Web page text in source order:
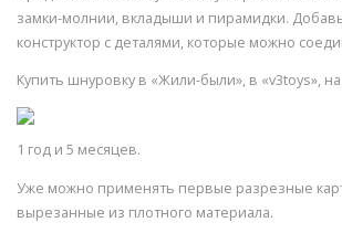
замки-молнии, вкладыши и пирамидки.
конструктор с деталями, которые можно
Купить шнуровку в «Жили-были», в «v3toys»,
1 год и 5 месяцев.
Уже можно применять первые разрезные
вырезанные из плотного материала.